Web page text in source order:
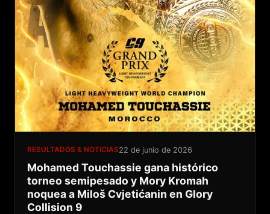
RESULTADOS & NOTICIAS22 de junio de 2026
Mohamed Touchassie gana histórico
torneo semipesado y Mory Kromah
noquea a Miloš Cvjetićanin en Glory
Collision 9